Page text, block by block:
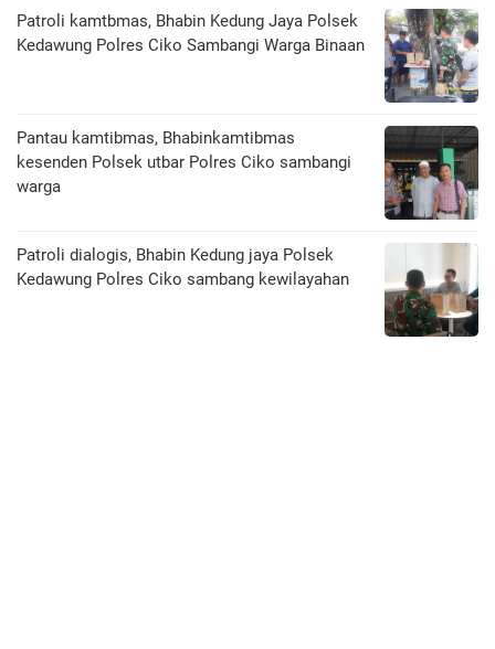
Patroli kamtbmas, Bhabin Kedung Jaya Polsek
Kedawung Polres Ciko Sambangi Warga Binaan
Pantau kamtibmas, Bhabinkamtibmas
kesenden Polsek utbar Polres Ciko sambangi
warga
Patroli dialogis, Bhabin Kedung jaya Polsek
Kedawung Polres Ciko sambang kewilayahan